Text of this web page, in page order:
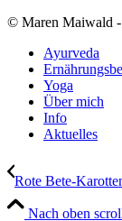
© Maren Maiwald -
Ayurveda
Yoga
Über mich
Info
Aktuelles
Rote Bete-
Nach oben